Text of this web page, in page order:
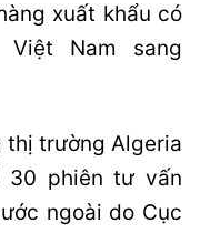
xuất khẩu có
Nam sang
thị trường Algeria
30 phiên tư vấn
ngoài do Cục